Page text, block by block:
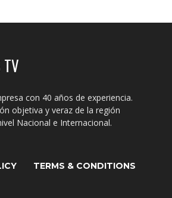
TV
con 40 años de experiencia.
objetiva y veraz de la región
Nacional e Internacional.
TERMS & CONDITIONS